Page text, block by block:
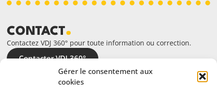
Gérer le consentement aux
cookies
CONTACT
Contactez VDJ 360° pour toute information ou correction.
Contacter VDJ 360°